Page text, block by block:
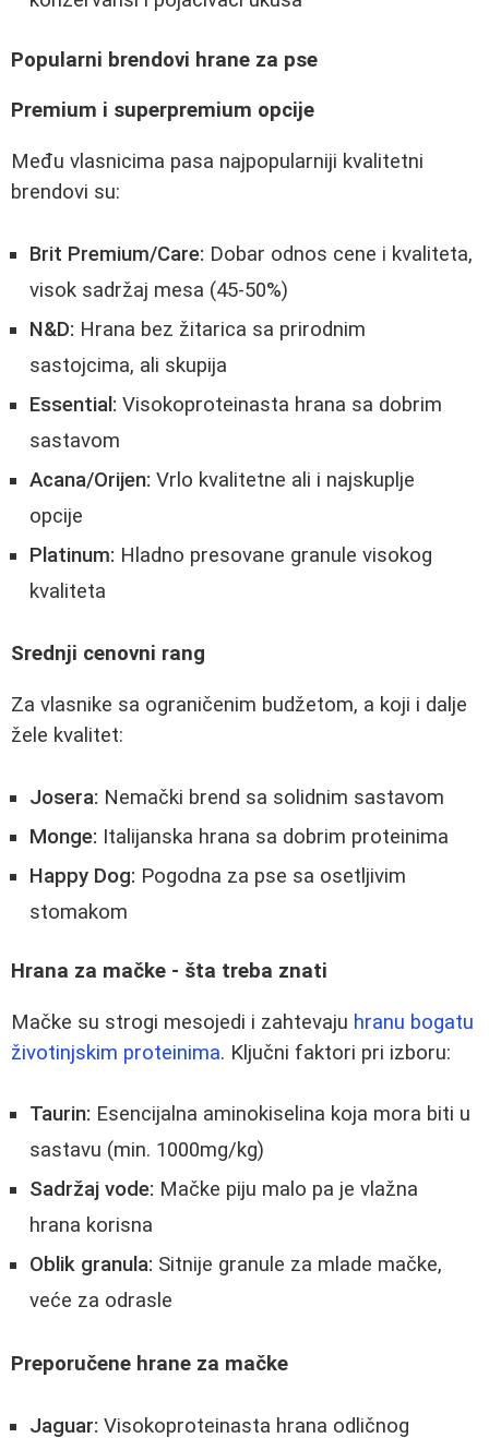
Popularni brendovi hrane za pse
Premium i superpremium opcije
Među vlasnicima pasa najpopularniji kvalitetni
brendovi su:
Brit Premium/Care: Dobar odnos cene i kvaliteta,
visok sadržaj mesa (45-50%)
N&D: Hrana bez žitarica sa prirodnim
sastojcima, ali skupija
Essential: Visokoproteinasta hrana sa dobrim
sastavom
Acana/Orijen: Vrlo kvalitetne ali i najskuplje
opcije
Platinum: Hladno presovane granule visokog
kvaliteta
Srednji cenovni rang
Za vlasnike sa ograničenim budžetom, a koji i dalje
žele kvalitet:
Josera: Nemački brend sa solidnim sastavom
Monge: Italijanska hrana sa dobrim proteinima
Happy Dog: Pogodna za pse sa osetljivim
stomakom
Hrana za mačke - šta treba znati
Mačke su strogi mesojedi i zahtevaju hranu bogatu
životinjskim proteinima. Ključni faktori pri izboru:
Taurin: Esencijalna aminokiselina koja mora biti u
sastavu (min. 1000mg/kg)
Sadržaj vode: Mačke piju malo pa je vlažna
hrana korisna
Oblik granula: Sitnije granule za mlade mačke,
veće za odrasle
Preporučene hrane za mačke
Jaguar: Visokoproteinasta hrana odličnog